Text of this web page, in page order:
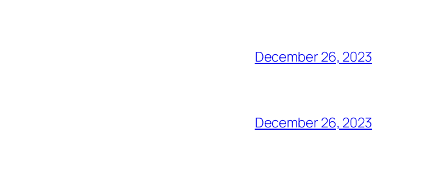
December 26, 2023
December 26, 2023